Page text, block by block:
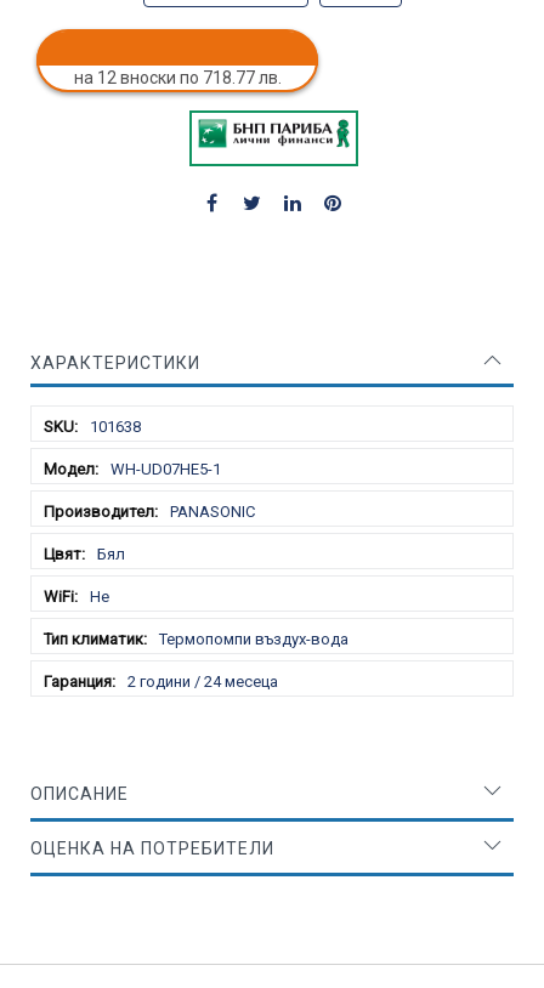
на 12 вноски по 718.77 лв.
ХАРАКТЕРИСТИКИ
101638
WH-UD07HE5-1
PANASONIC
Бял
Не
Термопомпи въздух-вода
2 години / 24 месеца
ОПИСАНИЕ
ОЦЕНКА НА ПОТРЕБИТЕЛИ